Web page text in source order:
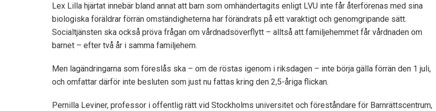
Lex Lilla hjärtat innebär bland annat att barn som omhändertagits enligt LVU inte får återförenas med sina
biologiska föräldrar förrän omständigheterna har förändrats på ett varaktigt och genomgripande sätt.
Socialtjänsten ska också pröva frågan om vårdnadsöverflytt – alltså att familjehemmet får vårdnaden om
barnet – efter två år i samma familjehem.
Men lagändringarna som föreslås ska – om de röstas igenom i riksdagen – inte börja gälla förrän den 1 juli,
och omfattar därför inte besluten som just nu fattas kring den 2,5-åriga flickan.
Pernilla Leviner, professor i offentlig rätt vid Stockholms universitet och föreståndare för Barnrättscentrum,